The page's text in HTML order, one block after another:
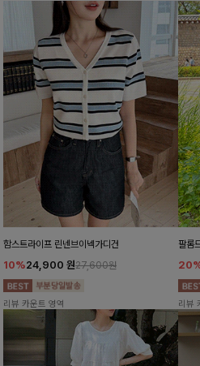
함스트라이프 린넨브이넥가디건
10%24,900 원27,600원
리뷰 카운트 영역
팔롬
리뷰